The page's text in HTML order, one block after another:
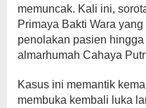
memuncak. Kali ini,
Primaya Bakti Wara
penolakan pasien
almarhumah Cahaya
Kasus ini memantik
membuka kembali luka